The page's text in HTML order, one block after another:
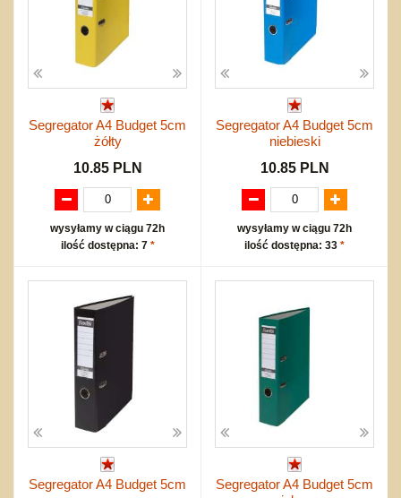
Segregator A4 Budget 5cm
żółty
10.85 PLN
wysyłamy w ciągu 72h
ilość dostępna: 7 *
Segregator A4 Budget 5cm
niebieski
10.85 PLN
wysyłamy w ciągu 72h
ilość dostępna: 33 *
Segregator A4 Budget 5cm
Segregator A4 Budget 5cm